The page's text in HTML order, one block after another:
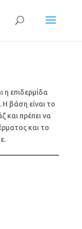
η επιδερμίδα
βάση είναι το
και πρέπει να
και το